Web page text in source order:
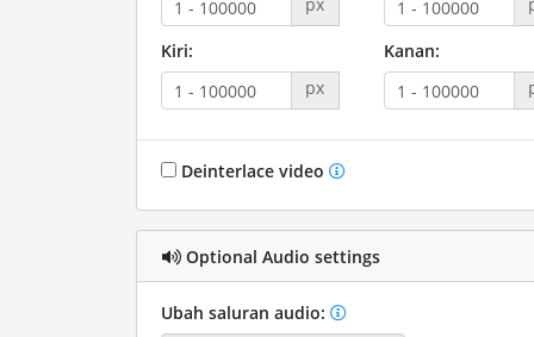
px
Kiri:
px
Kanan:
Deinterlace video
Optional Audio settings
Ubah saluran audio: